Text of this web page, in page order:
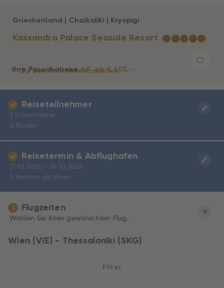
Kassandra Palace Seaside Resort ★★★★★
Griechenland | Chalkidiki | Kryopigi
Zu den Hotelinformationen
Ihre Pauschalreisep.P. ab € 603,-
Reiseteilnehmer
2 Erwachsene
0 Kinder
Reisetermin & Abflughafen
21.10.2026 - 26.10.2026
5 Nächte ab Wien
3 Flugzeiten
Wählen Sie Ihren gewünschten Flug.
Wien (VIE) - Thessaloniki (SKG)
Filter